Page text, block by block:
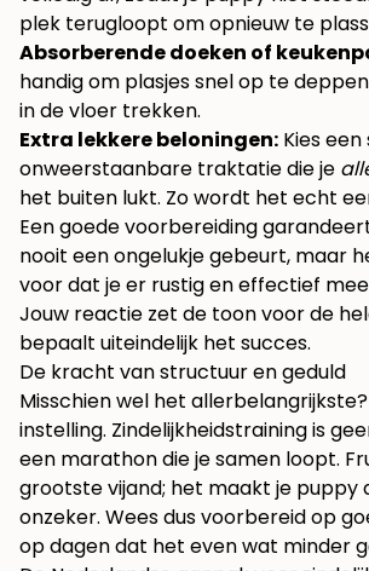
plek terugloopt om opnieuw te
Absorberende doeken of
handig om plasjes snel op te
in de vloer trekken.
Extra lekkere beloningen: Kies
onweerstaanbare traktatie die je
het buiten lukt. Zo wordt het echt
Een goede voorbereiding
nooit een ongelukje gebeurt, maar
voor dat je er rustig en effectief
Jouw reactie zet de toon voor de
bepaalt uiteindelijk het succes.
De kracht van structuur en geduld
Misschien wel het
instelling. Zindelijkheidstraining is
een marathon die je samen loopt.
grootste vijand; het maakt je puppy
onzeker. Wees dus voorbereid op
op dagen dat het even wat minder